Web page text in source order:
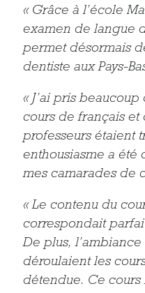
« Grâce à l’école
examen de langue
permet désormais
dentiste aux Pays-
« J’ai pris
cours de français
professeurs étaient
enthousiasme a
mes camarades de
« Le contenu du
correspondait
De plus,
déroulaient les
détendue. Ce cours